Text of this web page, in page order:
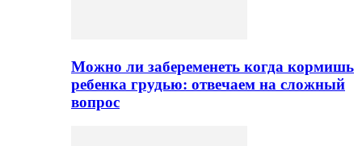
Можно ли забеременеть когда кормишь
ребенка грудью: отвечаем на сложный
вопрос